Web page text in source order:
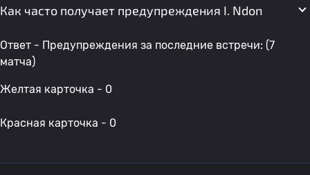
Как часто получает предупреждения I. Ndon
Ответ - Предупреждения за последние встречи: (7
матча)
Желтая карточка - 0
Красная карточка - 0